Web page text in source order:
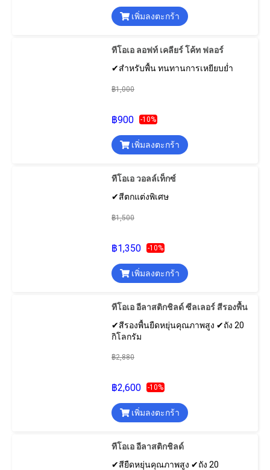
เพิ่มลงตะกร้า
ทีโอเอ ลอฟท์ เคลียร์ โค้ท ฟลอร์
✔สำหรับพื้น ทนทานการเหยียบย่ำ
฿1,000
฿900 -10%
เพิ่มลงตะกร้า
ทีโอเอ วอลล์เท็กซ์
✔สีตกแต่งพิเศษ
฿1,500
฿1,350 -10%
เพิ่มลงตะกร้า
ทีโอเอ อีลาสติกชิลด์ ซีลเลอร์ สีรองพื้น
✔สีรองพื้นยืดหยุ่นคุณภาพสูง ✔ถัง 20
กิโลกรัม
฿2,880
฿2,600 -10%
เพิ่มลงตะกร้า
ทีโอเอ อีลาสติกชิลด์
✔สียืดหยุ่นคุณภาพสูง ✔ถัง 20